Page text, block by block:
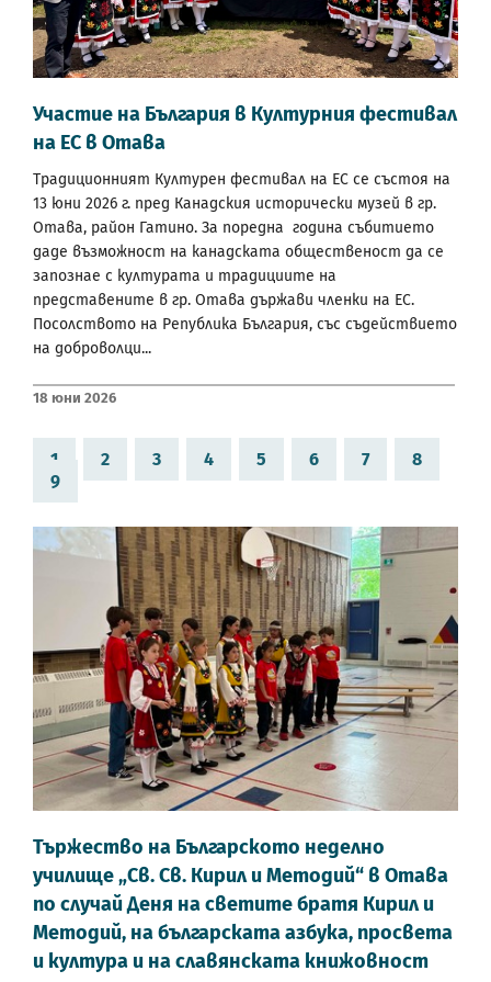
Участие на България в Културния фестивал
на ЕС в Отава
Традиционният Културен фестивал на ЕС се състоя на
13 юни 2026 г. пред Канадския исторически музей в гр.
Отава, район Гатино. За поредна година събитието
даде възможност на канадската общественост да се
запознае с културата и традициите на
представените в гр. Отава държави членки на ЕС.
Посолството на Република България, със съдействието
на доброволци...
18 Юни 2026
1 2 3 4 5 6 7
8
9
Тържество на Българското неделно
училище „Св. Св. Кирил и Методий“ в Отава
по случай Деня на светите братя Кирил и
Методий, на българската азбука, просвета
и култура и на славянската книжовност